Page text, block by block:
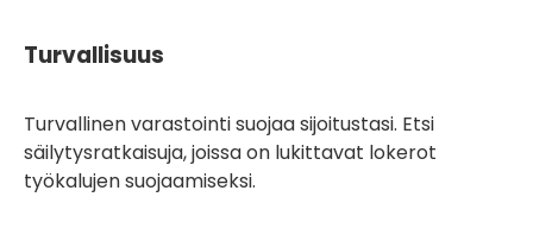
Turvallisuus
Turvallinen varastointi suojaa sijoitustasi. Etsi
säilytysratkaisuja, joissa on lukittavat lokerot
työkalujen suojaamiseksi.